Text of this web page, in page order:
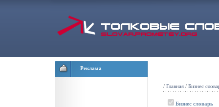
Реклама
/ Главная / Бизнес
Бизнес словарь